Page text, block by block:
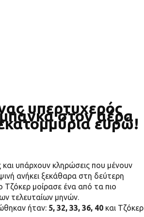
υπερτυχερός
στον αέρα
ευρώ!
υπάρχουν κληρώσεις που μένουν
ανήκει ξεκάθαρα στη δεύτερη
Τζόκερ μοίρασε ένα από τα πιο
τελευταίων μηνών.
ήταν: 5, 32, 33, 36, 40 και Τζόκερ